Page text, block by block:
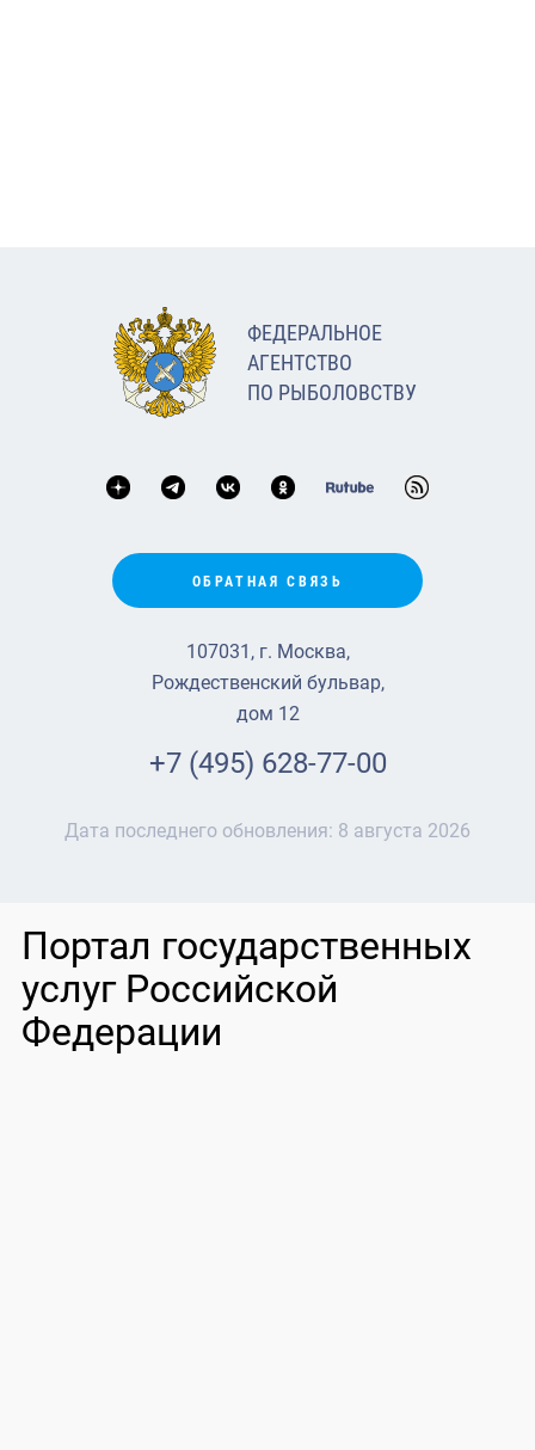
ФЕДЕРАЛЬНОЕ
АГЕНТСТВО
ПО РЫБОЛОВСТВУ
ОБРАТНАЯ СВЯЗЬ
107031, г. Москва,
Рождественский бульвар,
дом 12
+7 (495) 628-77-00
Дата последнего обновления: 8 августа 2026
Портал государственных
услуг Российской
Федерации